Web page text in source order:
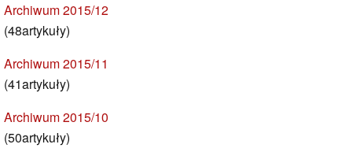
Archiwum 2015/12
(48artykuły)
Archiwum 2015/11
(41artykuły)
Archiwum 2015/10
(50artykuły)